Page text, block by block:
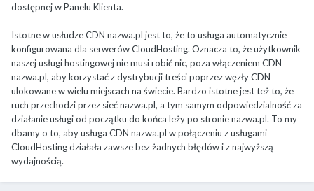
dostępnej w Panelu Klienta.
Istotne w usłudze CDN nazwa.pl jest to, że to usługa automatycznie
konfigurowana dla serwerów CloudHosting. Oznacza to, że użytkownik
naszej usługi hostingowej nie musi robić nic, poza włączeniem CDN
nazwa.pl, aby korzystać z dystrybucji treści poprzez węzły CDN
ulokowane w wielu miejscach na świecie. Bardzo istotne jest też to, że
ruch przechodzi przez sieć nazwa.pl, a tym samym odpowiedzialność za
działanie usługi od początku do końca leży po stronie nazwa.pl. To my
dbamy o to, aby usługa CDN nazwa.pl w połączeniu z usługami
CloudHosting działała zawsze bez żadnych błędów i z najwyższą
wydajnością.